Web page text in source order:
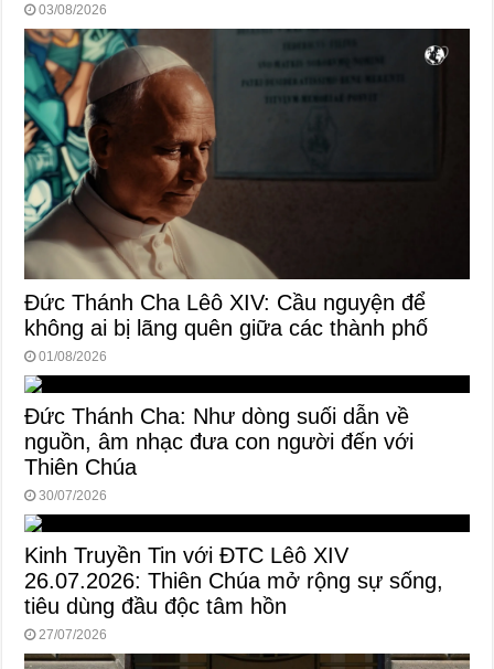
03/08/2026
Đức Thánh Cha Lêô XIV: Cầu nguyện để
không ai bị lãng quên giữa các thành phố
01/08/2026
Đức Thánh Cha: Như dòng suối dẫn về
nguồn, âm nhạc đưa con người đến với
Thiên Chúa
30/07/2026
Kinh Truyền Tin với ĐTC Lêô XIV
26.07.2026: Thiên Chúa mở rộng sự sống,
tiêu dùng đầu độc tâm hồn
27/07/2026